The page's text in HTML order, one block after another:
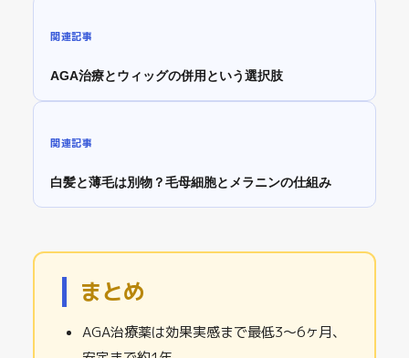
関連記事
AGA治療とウィッグの併用という選択肢
関連記事
白髪と薄毛は別物？毛母細胞とメラニンの仕組み
まとめ
AGA治療薬は効果実感まで最低3〜6ヶ月、